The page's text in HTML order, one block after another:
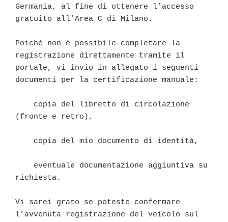
Germania, al fine di ottenere l’accesso
gratuito all’Area C di Milano.
Poiché non è possibile completare la
registrazione direttamente tramite il
portale, vi invio in allegato i seguenti
documenti per la certificazione manuale:
(fronte e retro),
richiesta.
Vi sarei grato se poteste confermare
l’avvenuta registrazione del veicolo sul